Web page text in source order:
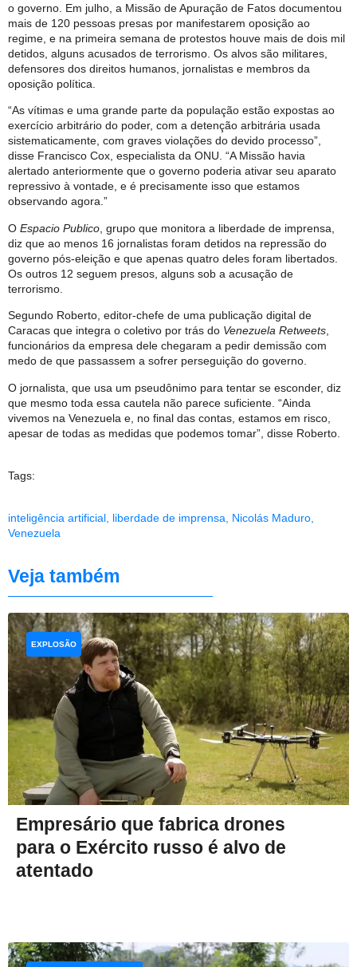
o governo. Em julho, a Missão de Apuração de Fatos documentou
mais de 120 pessoas presas por manifestarem oposição ao
regime, e na primeira semana de protestos houve mais de dois mil
detidos, alguns acusados ​​de terrorismo. Os alvos são militares,
defensores dos direitos humanos, jornalistas e membros da
oposição política.
“As vítimas e uma grande parte da população estão expostas ao
exercício arbitrário do poder, com a detenção arbitrária usada
sistematicamente, com graves violações do devido processo”,
disse Francisco Cox, especialista da ONU. “A Missão havia
alertado anteriormente que o governo poderia ativar seu aparato
repressivo à vontade, e é precisamente isso que estamos
observando agora.”
O Espacio Publico , grupo que monitora a liberdade de imprensa,
diz que ao menos 16 jornalistas foram detidos na repressão do
governo pós-eleição e que apenas quatro deles foram libertados.
Os outros 12 seguem presos, alguns sob a acusação de
terrorismo.
Segundo Roberto, editor-chefe de uma publicação digital de
Caracas que integra o coletivo por trás do Venezuela Retweets
funcionários da empresa dele chegaram a pedir demissão com
medo de que passassem a sofrer perseguição do governo.
O jornalista, que usa um pseudônimo para tentar se esconder, diz
que mesmo toda essa cautela não parece suficiente. “Ainda
vivemos na Venezuela e, no final das contas, estamos em risco,
apesar de todas as medidas que podemos tomar”, disse Roberto.
Tags:
inteligência artificial, liberdade de imprensa, Nicolás Maduro,
Venezuela
Veja também
Empresário que fabrica drones
para o Exército russo é alvo de
atentado
EXPLOSÃO